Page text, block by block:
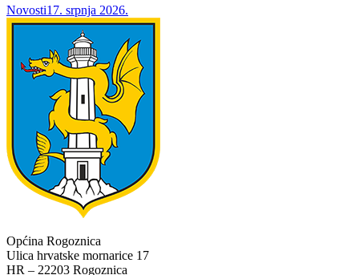
Novosti17. srpnja 2026.
Općina Rogoznica
Ulica hrvatske mornarice 17
HR – 22203 Rogoznica